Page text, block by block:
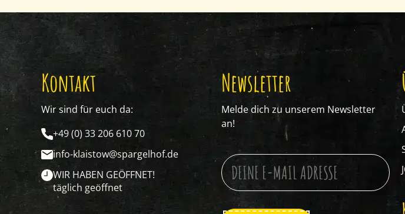
Kontakt
Wir sind für euch da:
+49 (0) 33 206 610 70
info-klaistow@spargelhof.de
WIR HABEN GEÖFFNET!
täglich geöffnet
Newsletter
Melde dich zu unserem Newsletter
an!